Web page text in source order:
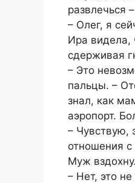
развлечься
– Олег, я
Ира видела,
сдерживая
– Это
пальцы. –
знал, как
аэропорт.
– Чувствую,
отношения
Муж
– Нет, это